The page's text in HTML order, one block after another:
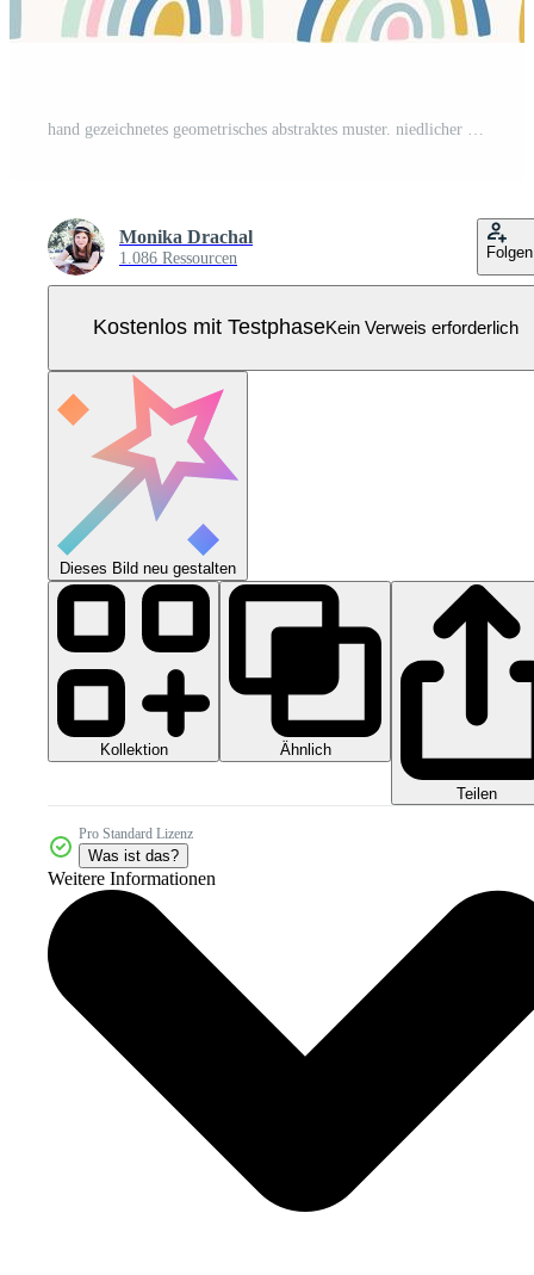
Monika Drachal
1.086 Ressourcen Folgen
Kostenlos mit TestphaseKein Verweis erforderlich
Dieses Bild neu gestalten
Kollektion Ähnlich
Teilen
Pro Standard Lizenz
Was ist das?
Weitere Informationen